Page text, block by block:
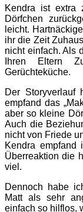
Kendra ist extra
Dörfchen
leicht.
ihr die Zeit
nicht einfach. Als
Ihren Eltern
Gerüchteküche.
Der Storyverlauf
empfand das
aber so kleine
Auch die
nicht von Friede
Kendra empfand
Überreaktion die
viel.
Dennoch habe
Matt als sehr
einfach so hilflos,